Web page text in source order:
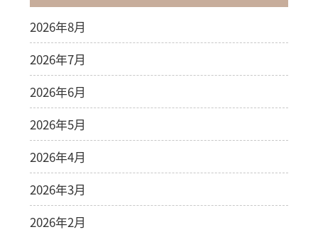
2026年8月
2026年7月
2026年6月
2026年5月
2026年4月
2026年3月
2026年2月